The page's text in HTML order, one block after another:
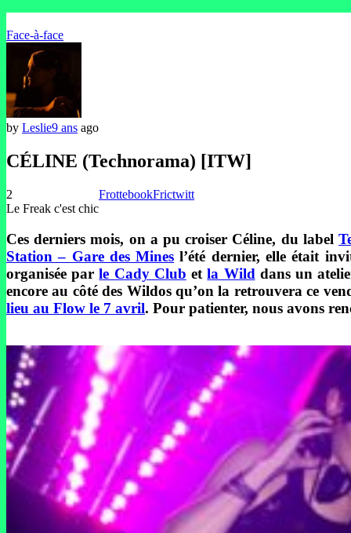
Face-à-face
by Leslie9 ans ago
CÉLINE (Technorama) [ITW]
2
Le Freak c'est chic
FrottebookFrictwitt
Ces derniers mois, on a pu croiser Céline, du label
Station – Gare des Mines l’été dernier, elle était
organisée parle Cady Club etla Wild dans un
encore au côté des Wildos qu’on la retrouvera ce
lieu au Flow le 7 avril. Pour patienter, nous avons